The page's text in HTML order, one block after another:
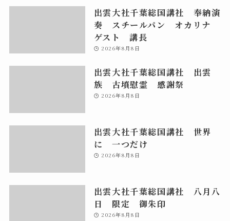
出雲大社千葉総国講社 奉納演
奏 スチールパン オカリナ
ゲスト 講長
2026年8月8日
出雲大社千葉総国講社 出雲
族 古墳慰霊 感謝祭
2026年8月8日
出雲大社千葉総国講社 世界
に 一つだけ
2026年8月8日
出雲大社千葉総国講社 八月八
日 限定 御朱印
2026年8月8日